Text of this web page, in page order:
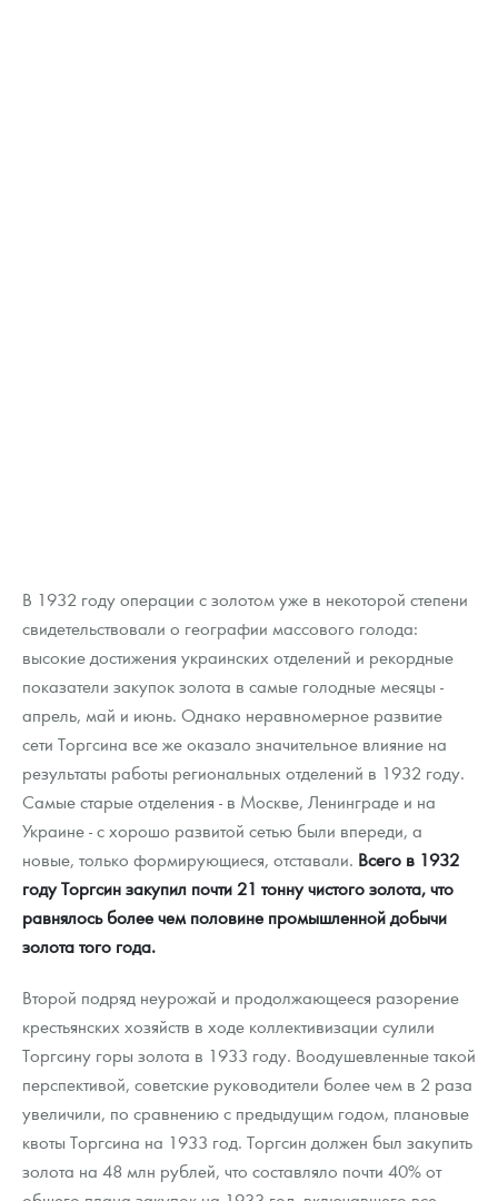
В 1932 году операции с золотом уже в некоторой степени
свидетельствовали о географии массового голода:
высокие достижения украинских отделений и рекордные
показатели закупок золота в самые голодные месяцы -
апрель, май и июнь. Однако неравномерное развитие
сети Торгсина все же оказало значительное влияние на
результаты работы региональных отделений в 1932 году.
Самые старые отделения - в Москве, Ленинграде и на
Украине - с хорошо развитой сетью были впереди, а
новые, только формирующиеся, отставали. Всего в 1932
году Торгсин закупил почти 21 тонну чистого золота, что
равнялось более чем половине промышленной добычи
золота того года.
Второй подряд неурожай и продолжающееся разорение
крестьянских хозяйств в ходе коллективизации сулили
Торгсину горы золота в 1933 году. Воодушевленные такой
перспективой, советские руководители более чем в 2 раза
увеличили, по сравнению с предыдущим годом, плановые
квоты Торгсина на 1933 год. Торгсин должен был закупить
золота на 48 млн рублей, что составляло почти 40% от